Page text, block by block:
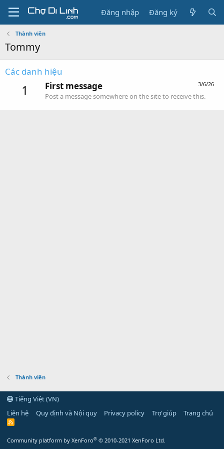
Đăng nhập Đăng ký
Thành viên
Tommy
Các danh hiệu
1 3/6/26
First message
Post a message somewhere on the site to receive this.
Thành viên
Tiếng Việt (VN)
Liên hệ
Quy định và Nội quy Privacy policy Trợ giúp Trang chủ
R
Community platform by XenForo® © 2010-2021 XenForo Ltd.